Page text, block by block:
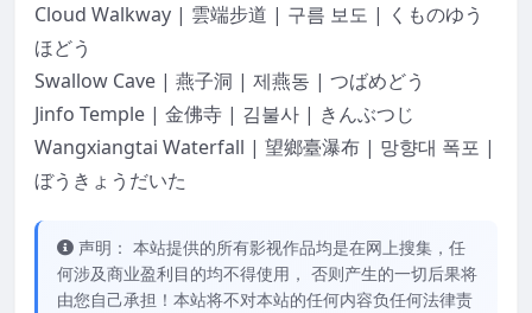
Cloud Walkway | 雲端步道 | 구름 보도 | くものゆう
ほどう
Swallow Cave | 燕子洞 | 제燕동 | つばめどう
Jinfo Temple | 金佛寺 | 김불사 | きんぶつじ
Wangxiangtai Waterfall | 望鄉臺瀑布 | 망향대 폭포 |
ぼうきょうだいた
声明： 本站提供的所有影视作品均是在网上搜集，任
何涉及商业盈利目的均不得使用， 否则产生的一切后果将
由您自己承担！本站将不对本站的任何内容负任何法律责